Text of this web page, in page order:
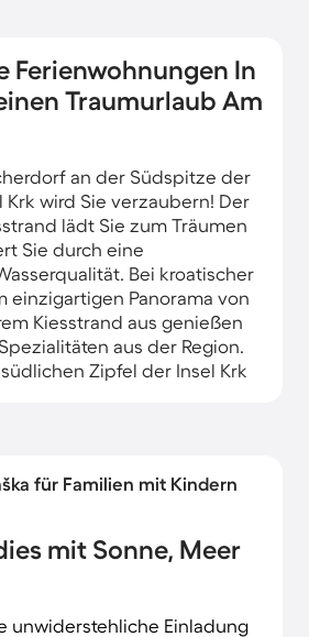
Ferienwohnungen In
Traumurlaub Am
an der Südspitze der
Krk wird Sie verzaubern! Der
lädt Sie zum Träumen
Sie durch eine
Bei kroatischer
einzigartigen Panorama von
Kiesstrand aus genießen
aus der Region.
Zipfel der Insel Krk
für Familien mit Kindern
mit Sonne, Meer
unwiderstehliche Einladung